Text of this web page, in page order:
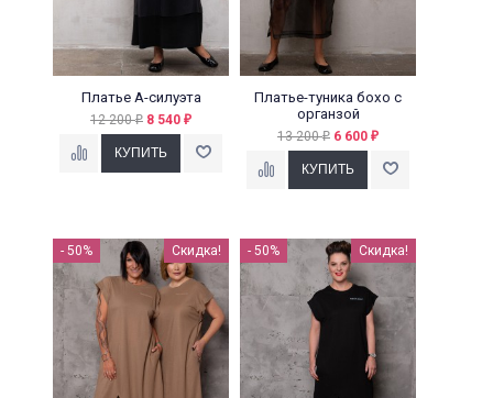
Платье А-силуэта
12 200₽ 8 540 ₽
Платье-туника бохо с
органзой
13 200₽ 6 600 ₽
- 50% Скидка! - 50% Скидка!